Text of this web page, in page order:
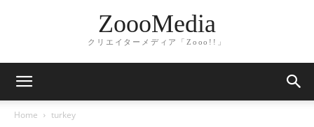
ZoooMedia
クリエイターメディア「Zooo!!」
Home turkey